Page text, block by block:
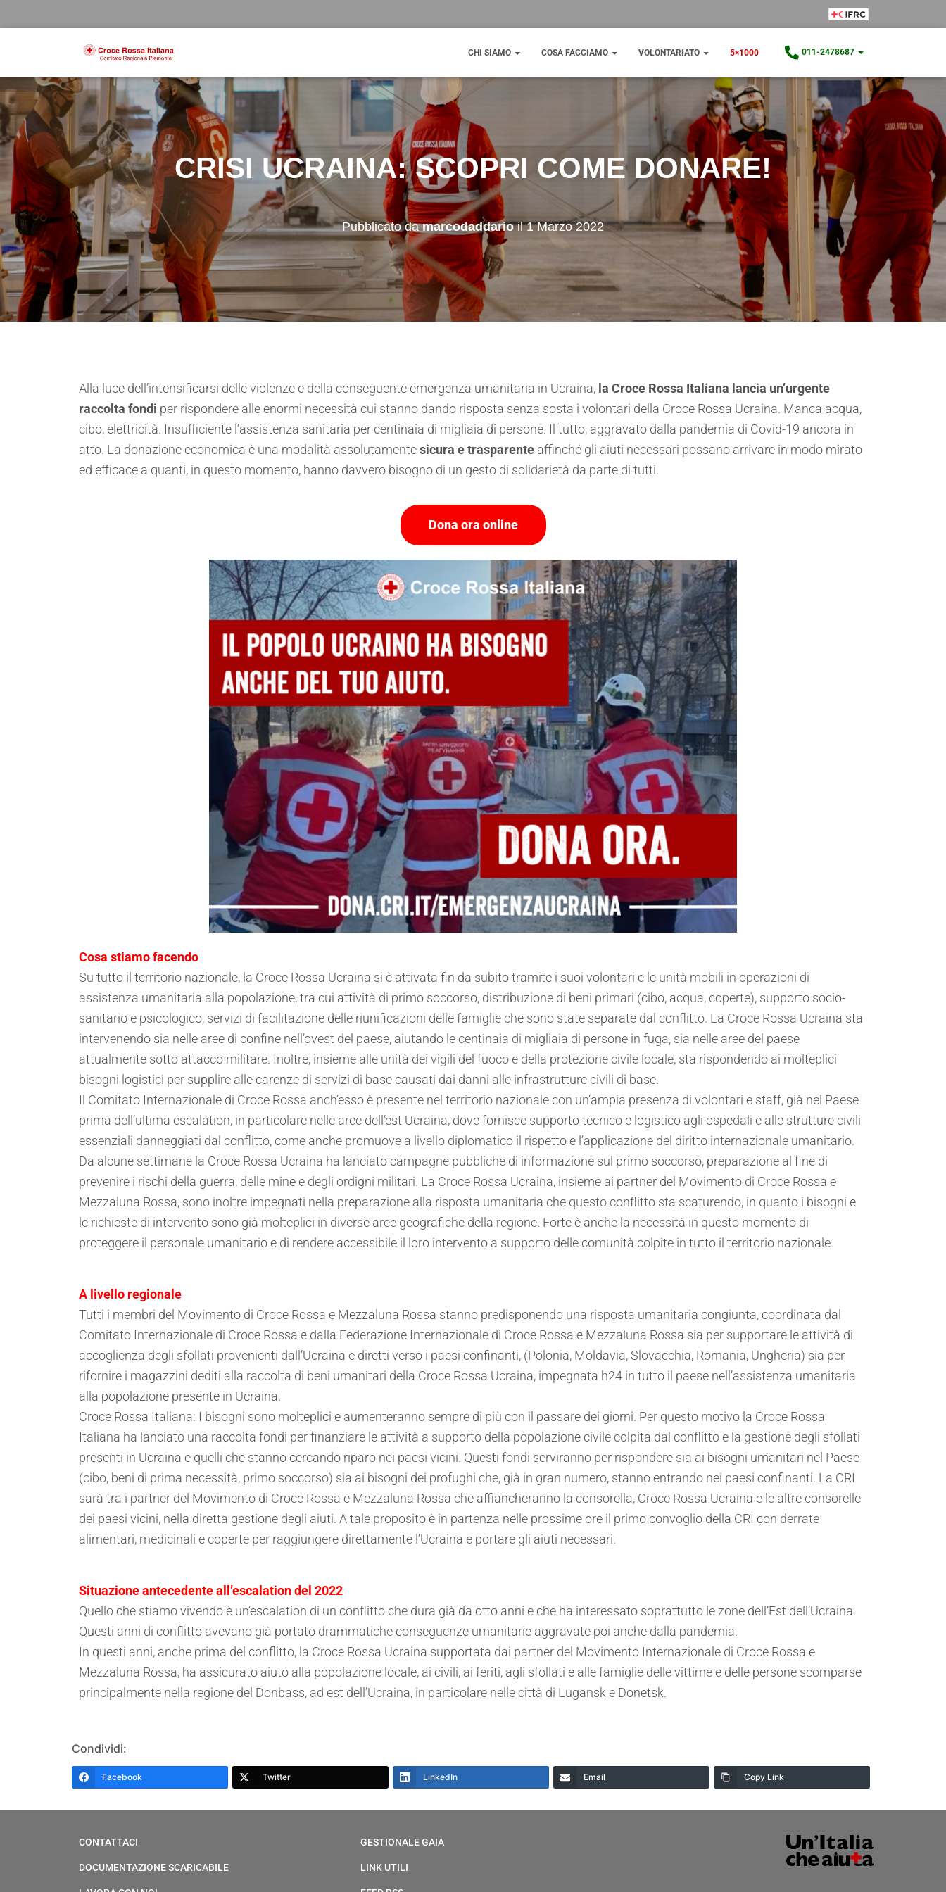
CHI SIAMO
COSA FACCIAMO VOLONTARIATO 5×1000 011-2478687
CRISI UCRAINA: SCOPRI COME DONARE!
Pubblicato damarcodaddarioil1 Marzo 2022
Alla luce dell’intensificarsi delle violenze e della conseguente emergenza umanitaria in Ucraina, la Croce Rossa Italiana lancia un’urgente
raccolta fondi per rispondere alle enormi necessità cui stanno dando risposta senza sosta i volontari della Croce Rossa Ucraina. Manca acqua,
cibo, elettricità. Insufficiente l’assistenza sanitaria per centinaia di migliaia di persone. Il tutto, aggravato dalla pandemia di Covid-19 ancora in
atto. La donazione economica è una modalità assolutamentesicura e trasparente affinché gli aiuti necessari possano arrivare in modo mirato
ed efficace a quanti, in questo momento, hanno davvero bisogno di un gesto di solidarietà da parte di tutti.
Dona ora online
Cosa stiamo facendo
Su tutto il territorio nazionale, la Croce Rossa Ucraina si è attivata fin da subito tramite i suoi volontari e le unità mobili in operazioni di
assistenza umanitaria alla popolazione, tra cui attività di primo soccorso, distribuzione di beni primari (cibo, acqua, coperte), supporto socio-
sanitario e psicologico, servizi di facilitazione delle riunificazioni delle famiglie che sono state separate dal conflitto. La Croce Rossa Ucraina sta
intervenendo sia nelle aree di confine nell’ovest del paese, aiutando le centinaia di migliaia di persone in fuga, sia nelle aree del paese
attualmente sotto attacco militare. Inoltre, insieme alle unità dei vigili del fuoco e della protezione civile locale, sta rispondendo ai molteplici
bisogni logistici per supplire alle carenze di servizi di base causati dai danni alle infrastrutture civili di base.
Il Comitato Internazionale di Croce Rossa anch’esso è presente nel territorio nazionale con un’ampia presenza di volontari e staff, già nel Paese
prima dell’ultima escalation, in particolare nelle aree dell’est Ucraina, dove fornisce supporto tecnico e logistico agli ospedali e alle strutture civili
essenziali danneggiati dal conflitto, come anche promuove a livello diplomatico il rispetto e l’applicazione del diritto internazionale umanitario.
Da alcune settimane la Croce Rossa Ucraina ha lanciato campagne pubbliche di informazione sul primo soccorso, preparazione al fine di
prevenire i rischi della guerra, delle mine e degli ordigni militari. La Croce Rossa Ucraina, insieme ai partner del Movimento di Croce Rossa e
Mezzaluna Rossa, sono inoltre impegnati nella preparazione alla risposta umanitaria che questo conflitto sta scaturendo, in quanto i bisogni e
le richieste di intervento sono già molteplici in diverse aree geografiche della regione. Forte è anche la necessità in questo momento di
proteggere il personale umanitario e di rendere accessibile il loro intervento a supporto delle comunità colpite in tutto il territorio nazionale.
A livello regionale
Tutti i membri del Movimento di Croce Rossa e Mezzaluna Rossa stanno predisponendo una risposta umanitaria congiunta, coordinata dal
Comitato Internazionale di Croce Rossa e dalla Federazione Internazionale di Croce Rossa e Mezzaluna Rossa sia per supportare le attività di
accoglienza degli sfollati provenienti dall’Ucraina e diretti verso i paesi confinanti, (Polonia, Moldavia, Slovacchia, Romania, Ungheria) sia per
rifornire i magazzini dediti alla raccolta di beni umanitari della Croce Rossa Ucraina, impegnata h24 in tutto il paese nell’assistenza umanitaria
alla popolazione presente in Ucraina.
Croce Rossa Italiana: I bisogni sono molteplici e aumenteranno sempre di più con il passare dei giorni. Per questo motivo la Croce Rossa
Italiana ha lanciato una raccolta fondi per finanziare le attività a supporto della popolazione civile colpita dal conflitto e la gestione degli sfollati
presenti in Ucraina e quelli che stanno cercando riparo nei paesi vicini. Questi fondi serviranno per rispondere sia ai bisogni umanitari nel Paese
(cibo, beni di prima necessità, primo soccorso) sia ai bisogni dei profughi che, già in gran numero, stanno entrando nei paesi confinanti. La CRI
sarà tra i partner del Movimento di Croce Rossa e Mezzaluna Rossa che affiancheranno la consorella, Croce Rossa Ucraina e le altre consorelle
dei paesi vicini, nella diretta gestione degli aiuti. A tale proposito è in partenza nelle prossime ore il primo convoglio della CRI con derrate
alimentari, medicinali e coperte per raggiungere direttamente l’Ucraina e portare gli aiuti necessari.
Situazione antecedente all’escalation del 2022
Quello che stiamo vivendo è un’escalation di un conflitto che dura già da otto anni e che ha interessato soprattutto le zone dell’Est dell’Ucraina.
Questi anni di conflitto avevano già portato drammatiche conseguenze umanitarie aggravate poi anche dalla pandemia.
In questi anni, anche prima del conflitto, la Croce Rossa Ucraina supportata dai partner del Movimento Internazionale di Croce Rossa e
Mezzaluna Rossa, ha assicurato aiuto alla popolazione locale, ai civili, ai feriti, agli sfollati e alle famiglie delle vittime e delle persone scomparse
principalmente nella regione del Donbass, ad est dell’Ucraina, in particolare nelle città di Lugansk e Donetsk.
Condividi:
Facebook Twitter LinkedIn Email Copy Link
CONTATTACI
DOCUMENTAZIONE SCARICABILE
GESTIONALE GAIA
LINK UTILI